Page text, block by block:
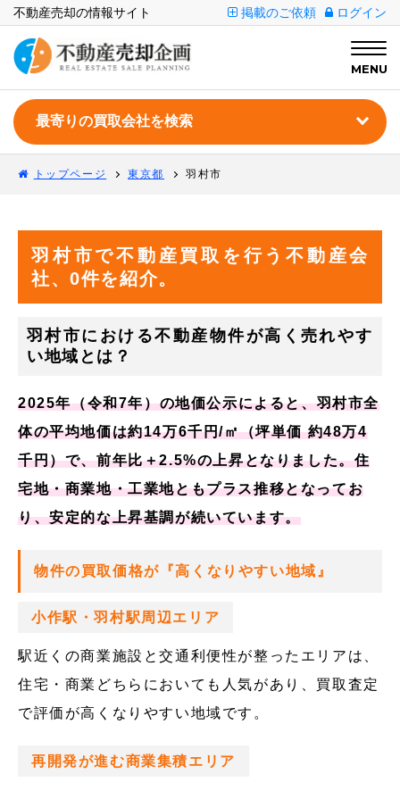
不動産売却の情報サイト 掲載のご依頼 ログイン
MENU
トップページ 東京都 羽村市
羽村市で不動産買取を行う不動産会
社、0件を紹介。
羽村市における不動産物件が高く売れやす
い地域とは？
2025年（令和7年）の地価公示によると、羽村市全
体の平均地価は約14万6千円/㎡（坪単価 約48万4
千円）で、前年比＋2.5%の上昇となりました。住
宅地・商業地・工業地ともプラス推移となってお
り、安定的な上昇基調が続いています。
物件の買取価格が『高くなりやすい地域』
小作駅・羽村駅周辺エリア
駅近くの商業施設と交通利便性が整ったエリアは、
住宅・商業どちらにおいても人気があり、買取査定
で評価が高くなりやすい地域です。
再開発が進む商業集積エリア